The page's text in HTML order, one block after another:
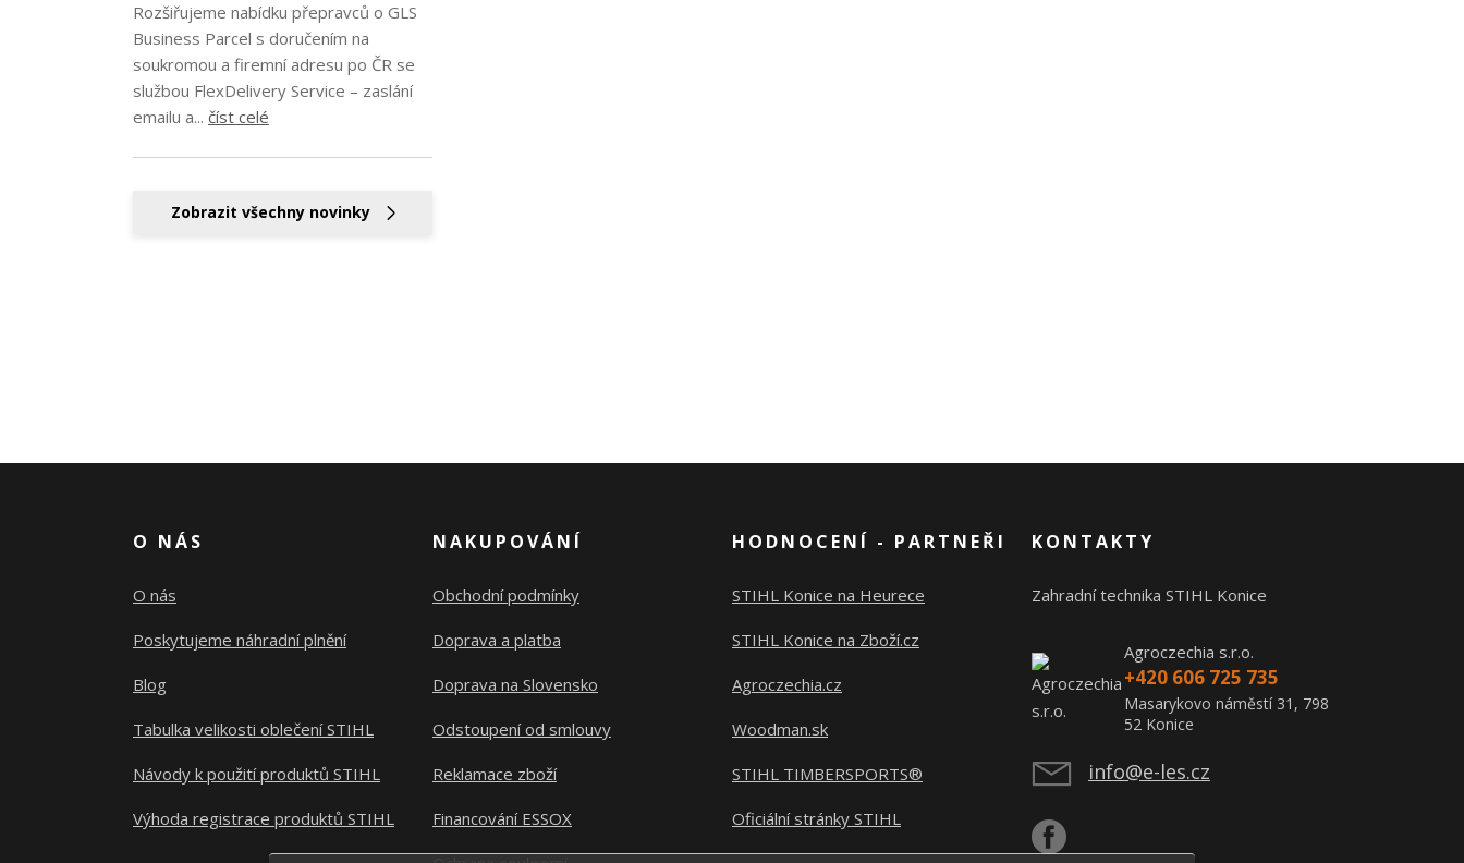
Rozšiřujeme nabídku přepravců o GLS
Business Parcel s doručením na
soukromou a firemní adresu po ČR se
službou FlexDelivery Service – zaslání
emailu a... číst celé
Zobrazit všechny novinky
O NÁS
O nás
Poskytujeme náhradní plnění
Blog
Tabulka velikosti oblečení STIHL
Návody k použití produktů STIHL
Výhoda registrace produktů STIHL
NAKUPOVÁNÍ
Obchodní podmínky
Doprava a platba
Doprava na Slovensko
Odstoupení od smlouvy
Reklamace zboží
Financování ESSOX
HODNOCENÍ - PARTNEŘI
STIHL Konice na Heurece
STIHL Konice na Zboží.cz
Agroczechia.cz
Woodman.sk
STIHL TIMBERSPORTS®
Oficiální stránky STIHL
KONTAKTY
Zahradní technika STIHL Konice
Agroczechia s.r.o.
+420 606 725 735
Masarykovo náměstí 31, 798
52 Konice
info@e-les.cz